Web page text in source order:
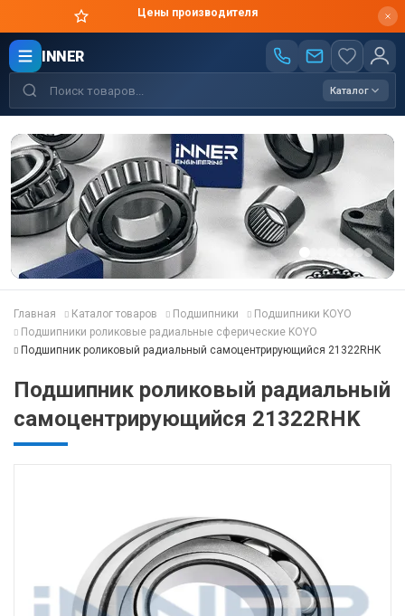
Цены производителя
INNER
Каталог
Главная Каталог товаров Подшипники
Подшипники KOYO
Подшипники роликовые радиальные сферические KOYO
Подшипник роликовый радиальный самоцентрирующийся 21322RHK
Подшипник роликовый радиальный
самоцентрирующийся 21322RHK